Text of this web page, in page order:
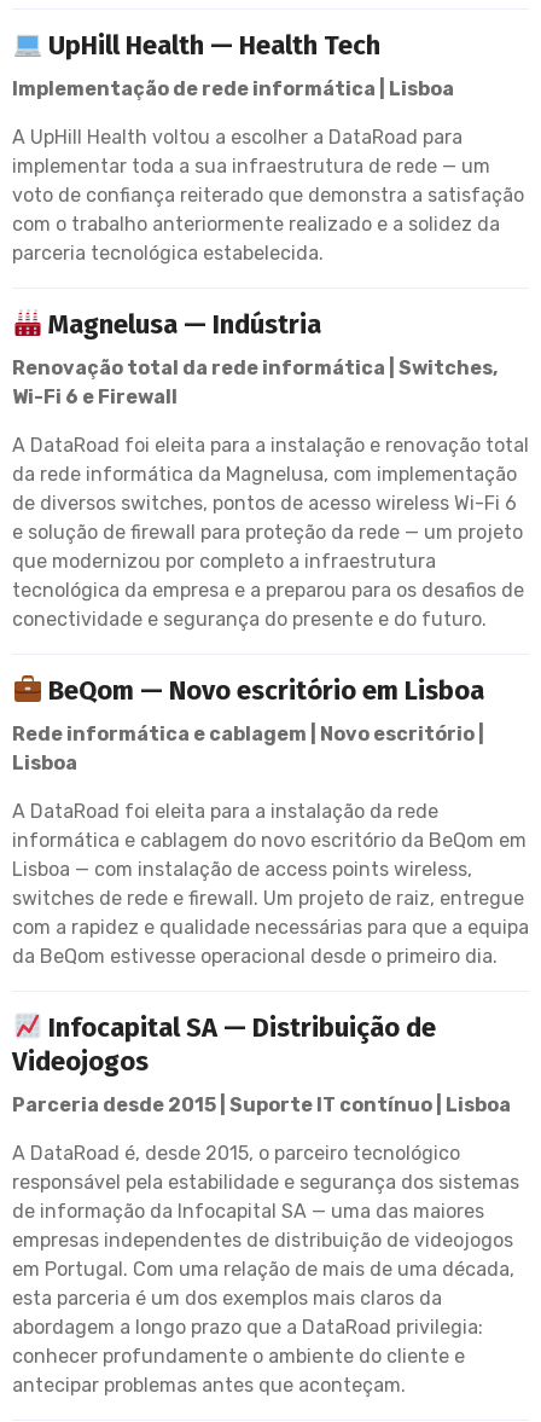
UpHill Health — Health Tech
Implementação de rede informática | Lisboa
A UpHill Health voltou a escolher a DataRoad para
implementar toda a sua infraestrutura de rede — um
voto de confiança reiterado que demonstra a satisfação
com o trabalho anteriormente realizado e a solidez da
parceria tecnológica estabelecida.
Magnelusa — Indústria
Renovação total da rede informática | Switches,
Wi-Fi 6 e Firewall
A DataRoad foi eleita para a instalação e renovação total
da rede informática da Magnelusa, com implementação
de diversos switches, pontos de acesso wireless Wi-Fi 6
e solução de firewall para proteção da rede — um projeto
que modernizou por completo a infraestrutura
tecnológica da empresa e a preparou para os desafios de
conectividade e segurança do presente e do futuro.
BeQom — Novo escritório em Lisboa
Rede informática e cablagem | Novo escritório |
Lisboa
A DataRoad foi eleita para a instalação da rede
informática e cablagem do novo escritório da BeQom em
Lisboa — com instalação de access points wireless,
switches de rede e firewall. Um projeto de raiz, entregue
com a rapidez e qualidade necessárias para que a equipa
da BeQom estivesse operacional desde o primeiro dia.
Infocapital SA — Distribuição de
Videojogos
Parceria desde 2015 | Suporte IT contínuo | Lisboa
A DataRoad é, desde 2015, o parceiro tecnológico
responsável pela estabilidade e segurança dos sistemas
de informação da Infocapital SA — uma das maiores
empresas independentes de distribuição de videojogos
em Portugal. Com uma relação de mais de uma década,
esta parceria é um dos exemplos mais claros da
abordagem a longo prazo que a DataRoad privilegia:
conhecer profundamente o ambiente do cliente e
antecipar problemas antes que aconteçam.